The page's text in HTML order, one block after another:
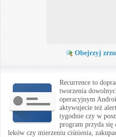
Obejrzyj
Recurrence to
tworzenia
operacyjnym
aktywujecie też
tygodnie czy w
program przyda
leków czy mierzeniu ciśnienia,